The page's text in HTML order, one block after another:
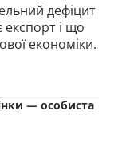
дефіцит
експорт і що
економіки.
— особиста